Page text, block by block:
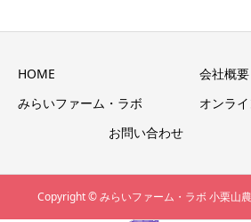
HOME
会社概要
みらいファーム・ラボ
オンラ
お問い合わせ
Copyright © みらいファーム・ラボ 小栗山